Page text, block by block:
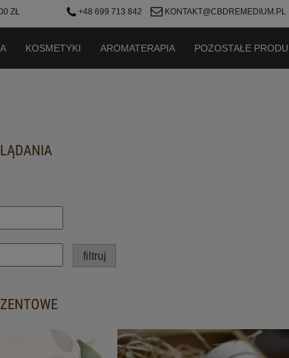
ZŁ +48 699 713 842 KONTAKT@CBDREMEDIUM.PL
KOSMETYKI AROMATERAPIA POZOSTAŁE
filtruj